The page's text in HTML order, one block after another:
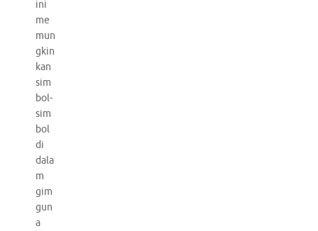
ini
me
mun
gkin
kan
sim
bol-
sim
bol
di
dala
m
gim
gun
a